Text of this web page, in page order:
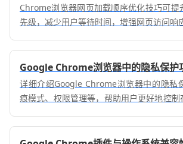
Chrome浏览器网页加载顺序优化技巧可提
先级，减少用户等待时间，增强网页访问响
Google Chrome浏览器中的隐私保护
详细介绍Google Chrome浏览器中的隐私
痕模式、权限管理等，帮助用户更好地控制